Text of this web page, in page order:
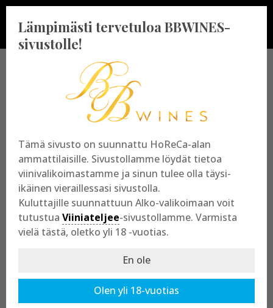
BBWINES OY
20360 Turku
y-tunnus: 2009865-8
Lämpimästi tervetuloa BBWINES-
sivustolle!
Tämä sivusto on suunnattu HoReCa-alan
ammattilaisille. Sivustollamme löydät tietoa
viinivalikoimastamme ja sinun tulee olla täysi-
ikäinen vieraillessasi sivustolla.
Kuluttajille suunnattuun Alko-valikoimaan voit
tutustua Viiniateljee-sivustollamme. Varmista
vielä tästä, oletko yli 18 -vuotias.
En ole
Olen yli 18-vuotias